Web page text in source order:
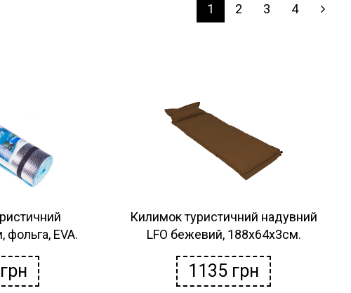
1 2 3 4
EVA.
грн
Килимок туристичний надувний
LFO бежевий, 188х64х3см.
1135 грн